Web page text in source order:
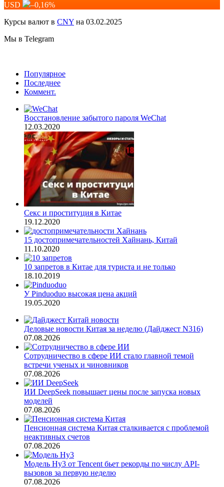
USD
–0,16%
Курсы валют в CNY на 03.02.2025
Мы в Telegram
Популярное
Последнее
Коммент.
Восстановление забытого пароля WeChat
12.03.2020
Секс и проституция в Китае
19.12.2020
15 достопримечательностей Хайнань, Китай
11.10.2020
10 запретов в Китае для туриста и не только
18.10.2019
У Pinduoduo высокая цена акций
19.05.2020
Деловые новости Китая за неделю (Дайджест N316)
07.08.2026
Сотрудничество в сфере ИИ стало главной темой
встречи ученых и чиновников
07.08.2026
ИИ DeepSeek повышает цены после запуска новых
моделей
07.08.2026
Пенсионная система Китая сталкивается с проблемой
неактивных счетов
07.08.2026
Модель Hy3 от Tencent бьет рекорды по числу API-
вызовов за первую неделю
07.08.2026